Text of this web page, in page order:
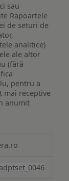
sau
Rapoartele
de seturi de
analitice)
ale altor
(fără
pentru a
mai receptive
anumit
adptset_0046